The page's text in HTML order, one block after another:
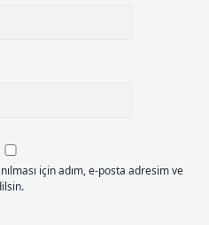
için adım, e-posta adresim ve